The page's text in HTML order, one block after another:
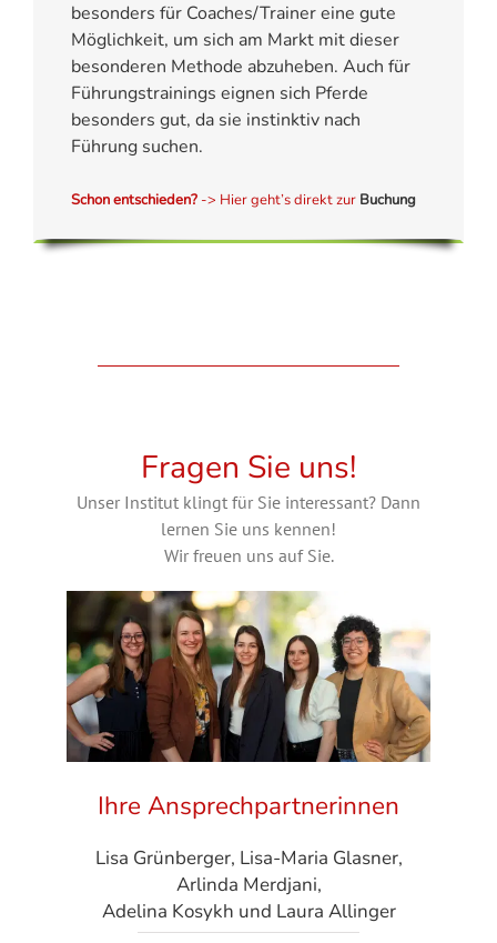
besonders für Coaches/Trainer eine gute
Möglichkeit, um sich am Markt mit dieser
besonderen Methode abzuheben. Auch für
Führungstrainings eignen sich Pferde
besonders gut, da sie instinktiv nach
Führung suchen.
Schon entschieden? -> Hier geht’s direkt zur Buchung
Fragen Sie uns!
Unser Institut klingt für Sie interessant? Dann
lernen Sie uns kennen!
Wir freuen uns auf Sie.
Ihre Ansprechpartnerinnen
Lisa Grünberger, Lisa-Maria Glasner,
Arlinda Merdjani,
Adelina Kosykh und Laura Allinger